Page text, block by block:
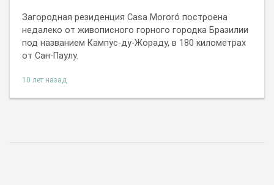
Загородная резиденция Casa Mororó построена
недалеко от живописного горного городка Бразилии
под названием Кампус-ду-Жораду, в 180 километрах
от Сан-Паулу.
10 лет назад